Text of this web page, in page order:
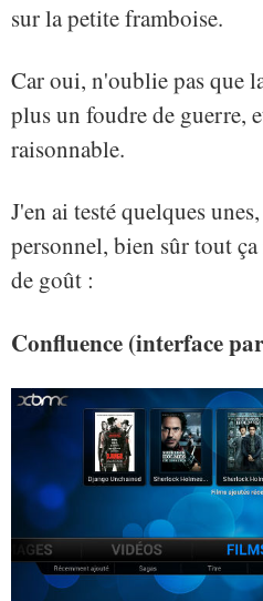
sur la petite framboise.
Car oui, n'oublie pas que
plus un foudre de guerre,
raisonnable.
J'en ai testé quelques
personnel, bien sûr tout
de goût :
Confluence (interface